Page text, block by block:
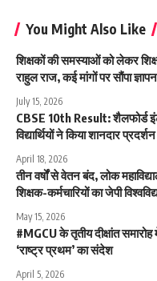
You Might Also Like
शिक्षकों की समस्याओं को लेकर
राहुल राज, कई मांगों पर सौंपा ज्ञापन
July 15, 2026
CBSE 10th Result:
विद्यार्थियों ने किया शानदार प्रदर्शन
April 18, 2026
तीन वर्षों से वेतन बंद, लोक
शिक्षक-कर्मचारियों का जेपी
May 15, 2026
#MGCU के तृतीय दीक्षांत समारोह
‘राष्ट्र प्रथम’ का संदेश
April 5, 2026